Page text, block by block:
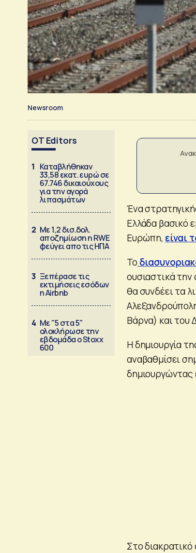
Newsroom
OT Editors
1 Καταβλήθηκαν
33,58 εκατ. ευρώ σε
67.746 δικαιούχους
για την αγορά
λιπασμάτων
2 Με 1,2 δισ.δολ.
αποζημίωση η RWE
φεύγει απο τις ΗΠΑ
3 Ξεπέρασε τις
εκτιμήσεις εσόδων
η Airbnb
4 Με "5 στα 5"
ολοκλήρωσε την
εβδομάδα ο Stoxx
600
Ένα
Ελλάδα βασικό
Ευρώπη, είναι
Το
ουσιαστικά
θα συνδέει τα
Βάρνα) και του
Η δημιουργία
αναβαθμίσει
δημιουργώντας
Στο